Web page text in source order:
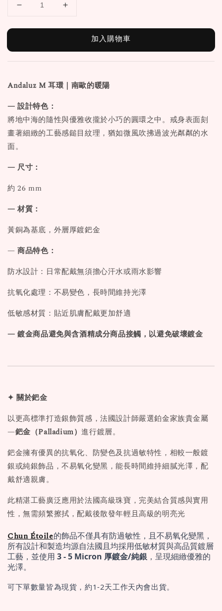
加入購物車
Andaluz M 耳環 ｜南歐的暖陽
— 設計特色：
將地中海的隨性與優雅收攏於小巧的圓環之中。戒身表面刻
畫著細緻的工藝感鎚目紋理，猶如微風吹拂過波光粼粼的水
面。
— 尺寸：
約 26 mm
— 材質：
黃銅為基底，外層厚鍍鈀金
—商品特色：
防水設計：日常配戴無須擔心汗水或雨水影響
抗氧化處理：不易變色，長時間維持光澤
低敏感材質：貼近肌膚配戴更加舒適
— 鍍金商品避免與含酒精成分商品接觸，以避免破壞鍍金
✦ 關於鈀金
以更高標準打造銀飾質感，法國設計師嚴選鉑金家族貴金屬
—鈀金（Palladium）進行鍍層。
鈀金擁有優異的抗氧化、防變色及抗過敏特性，相較一般鍍
銀或純銀飾品，不易氧化變黑，能長時間維持細膩光澤，配
戴舒適親膚。
此精湛工藝廣泛應用於法國高級珠寶，完美結合質感與實用
性，無需頻繁擦拭，配戴後散發年輕且高級的明亮光
Chun Étoile的飾品不僅具有防過敏性，且不易氧化變黑，
所有設計和製造均源自法國且均採用低敏材質與高品質鍍層
工藝，並使用 3 - 5 Micron 厚鍍金/純銀 ，呈現細緻優雅的
光澤。
可下單數量皆為現貨，約1-2天工作天內會出貨。